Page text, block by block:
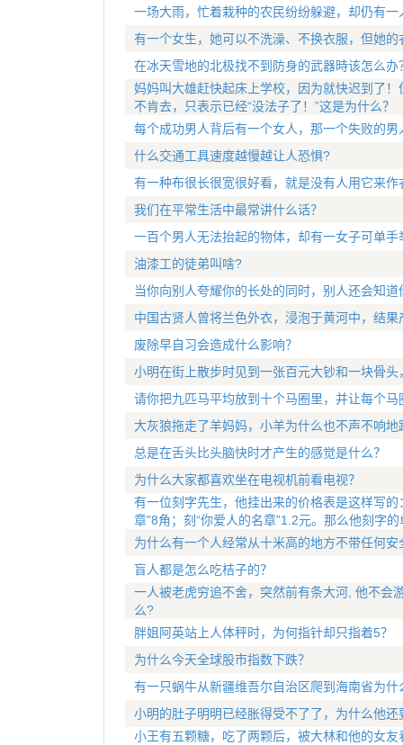
一场大雨，忙着栽种的农民纷纷躲避，却仍有一
有一个女生，她可以不洗澡、不换衣服，但她
在冰天雪地的北极找不到防身的武器時该怎么办
妈妈叫大雄赶快起床上学校，因为就快迟到了
不肯去，只表示已经“没法子了！”这是为什么？
每个成功男人背后有一个女人，那一个失败的男
什么交通工具速度越慢越让人恐惧?
有一种布很长很宽很好看，就是没有人用它来
我们在平常生活中最常讲什么话？
一百个男人无法抬起的物体，却有一女子可单
油漆工的徒弟叫啥?
当你向别人夸耀你的长处的同时，别人还会知道
中国古贤人曾将兰色外衣，浸泡于黄河中，结果
废除早自习会造成什么影响？
小明在街上散步时见到一张百元大钞和一块骨
请你把九匹马平均放到十个马圈里，并让每个
大灰狼拖走了羊妈妈，小羊为什么也不声不响地
总是在舌头比头脑快时才产生的感觉是什么？
为什么大家都喜欢坐在电视机前看电视？
有一位刻字先生，他挂出来的价格表是这样写的
章”8角；刻“你爱人的名章”1.2元。那么他刻字
为什么有一个人经常从十米高的地方不带任何安
盲人都是怎么吃桔子的？
一人被老虎穷追不舍，突然前有条大河, 他不会
么?
胖姐阿英站上人体秤时，为何指针却只指着5？
为什么今天全球股市指数下跌？
有一只蜗牛从新疆维吾尔自治区爬到海南省为什
小明的肚子明明已经胀得受不了了，为什么他还
小王有五颗糖，吃了两颗后，被大林和他的女